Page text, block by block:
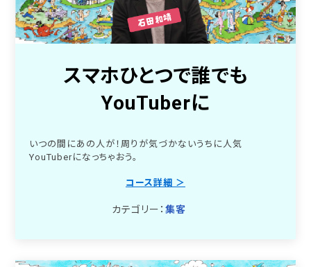
スマホひとつで誰でも
YouTuberに
いつの間にあの人が！周りが気づかないうちに人気
YouTuberになっちゃおう。
コース詳細 ＞
カテゴリー： 集客